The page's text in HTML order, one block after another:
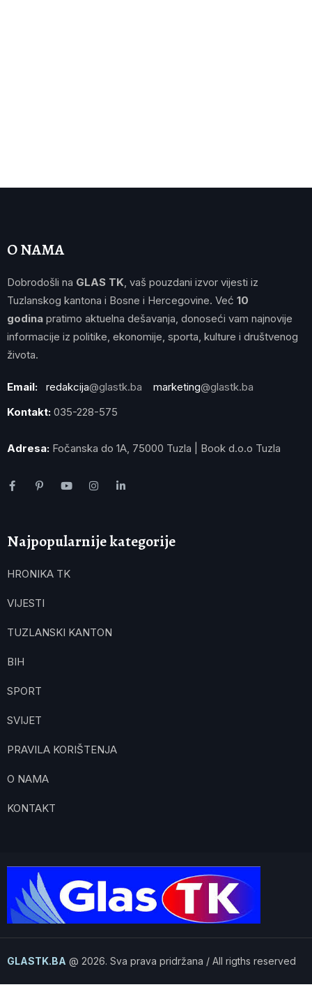
O NAMA
Dobrodošli na GLAS TK , vaš pouzdani izvor vijesti iz
Tuzlanskog kantona i Bosne i Hercegovine. Već 10
godina pratimo aktuelna dešavanja, donoseći vam najnovije
informacije iz politike, ekonomije, sporta, kulture i društvenog
života.
Email: redakcija@glastk.ba marketing@glastk.ba
Kontakt: 035-228-575
Adresa: Fočanska do 1A, 75000 Tuzla | Book d.o.o Tuzla
Najpopularnije kategorije
HRONIKA TK
VIJESTI
TUZLANSKI KANTON
BIH
SPORT
SVIJET
PRAVILA KORIŠTENJA
O NAMA
KONTAKT
GLASTK.BA @ 2026. Sva prava pridržana / All rigths reserved